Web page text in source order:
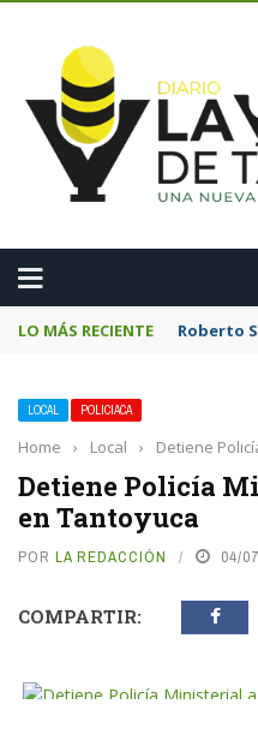
LO MÁS RECIENTE Roberto
LOCAL POLICIACA
Home › Local › Detiene
Detiene Policía
en Tantoyuca
POR LA REDACCIÓN 04/
COMPARTIR: